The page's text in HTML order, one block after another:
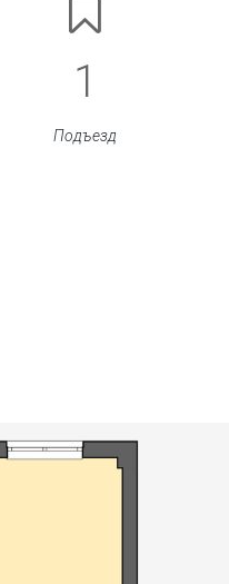
1
Подъезд